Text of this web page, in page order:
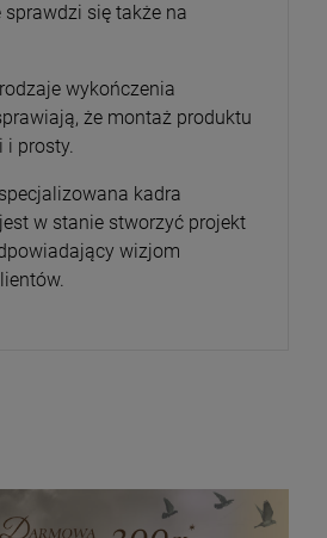
się także na
wykończenia
że montaż produktu
i prosty.
kadra
w stanie stworzyć projekt
wizjom